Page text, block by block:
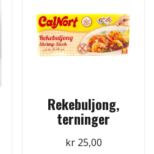
Rekebuljong,
terninger
kr25,00